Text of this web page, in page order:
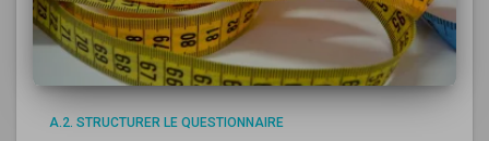
A.2. STRUCTURER LE QUESTIONNAIRE